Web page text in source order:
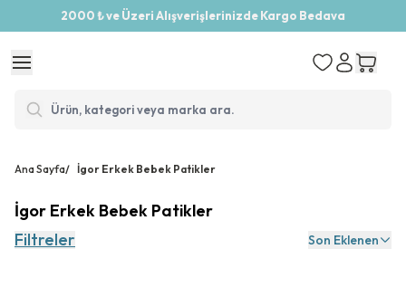
2000 ₺ ve Üzeri Alışverişlerinizde Kargo Bedava
Ana Sayfa/ İgor Erkek Bebek Patikler
İgor Erkek Bebek Patikler
Filtreler
Son Eklenen